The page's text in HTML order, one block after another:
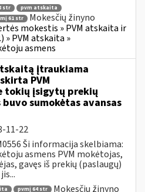
str
pvm atskaita
61 str
Mokesčių žinyno
mokestis » PVM atskaita ir
PVM atskaita »
asmens
įtraukiama
PVM
tokių įsigytų prekių
sumokėtas avansas
11-22
Ši informacija skelbiama:
asmens PVM mokėtojas,
gavęs iš prekių (paslaugų)
pvmį 64 str Mokesčių žinyno